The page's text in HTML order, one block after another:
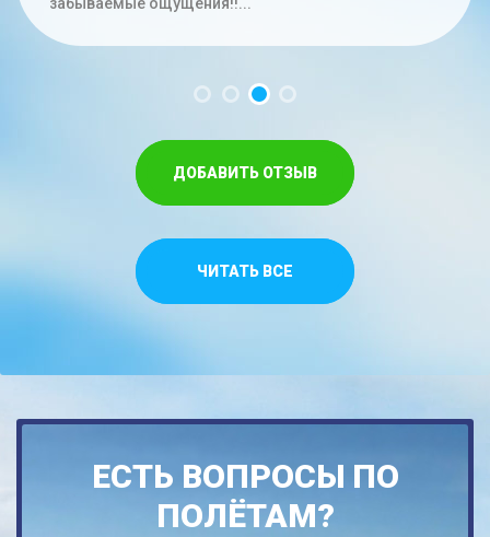
час. Меньше на троих времени не...
забываемые ощущения!!...
Спасибо,что относитесь как к своим...
ДОБАВИТЬ ОТЗЫВ
ЧИТАТЬ ВСЕ
ЕСТЬ ВОПРОСЫ ПО
ПОЛЁТАМ?